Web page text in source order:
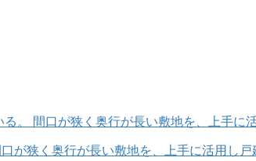
狭く奥行が長い敷地を、上手に活用し戸